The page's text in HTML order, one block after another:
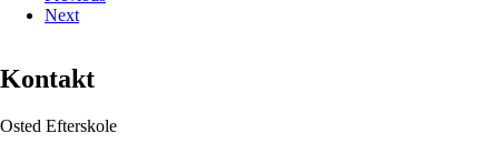
Next
Kontakt
Osted Efterskole